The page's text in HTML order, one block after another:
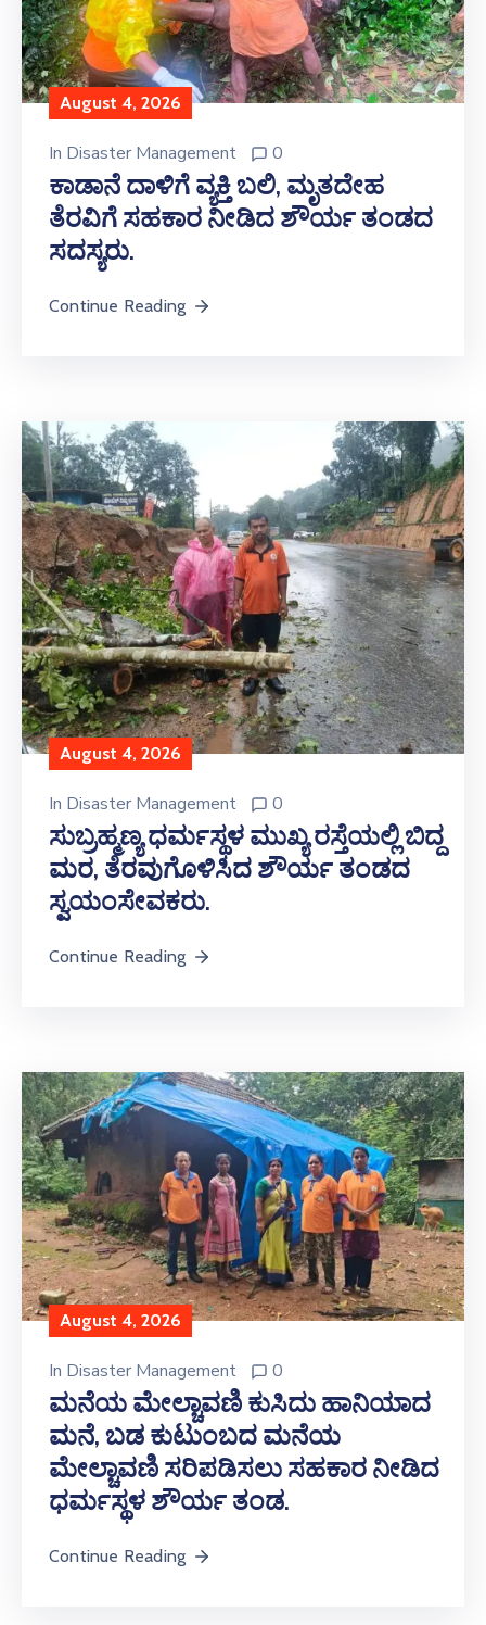
August 4, 2026
In Disaster Management 0
ಕಾಡಾನೆ ದಾಳಿಗೆ ವ್ಯಕ್ತಿ ಬಲಿ, ಮೃತದೇಹ
ತೆರವಿಗೆ ಸಹಕಾರ ನೀಡಿದ ಶೌರ್ಯ ತಂಡದ
ಸದಸ್ಯರು.
Continue Reading
August 4, 2026
In Disaster Management 0
ಸುಬ್ರಹ್ಮಣ್ಯ ಧರ್ಮಸ್ಥಳ ಮುಖ್ಯ ರಸ್ತೆಯಲ್ಲಿ ಬಿದ್ದ
ಮರ, ತೆರವುಗೊಳಿಸಿದ ಶೌರ್ಯ ತಂಡದ
ಸ್ವಯಂಸೇವಕರು.
Continue Reading
August 4, 2026
In Disaster Management 0
ಮನೆಯ ಮೇಲ್ಚಾವಣಿ ಕುಸಿದು ಹಾನಿಯಾದ
ಮನೆ, ಬಡ ಕುಟುಂಬದ ಮನೆಯ
ಮೇಲ್ಚಾವಣಿ ಸರಿಪಡಿಸಲು ಸಹಕಾರ ನೀಡಿದ
ಧರ್ಮಸ್ಥಳ ಶೌರ್ಯ ತಂಡ.
Continue Reading